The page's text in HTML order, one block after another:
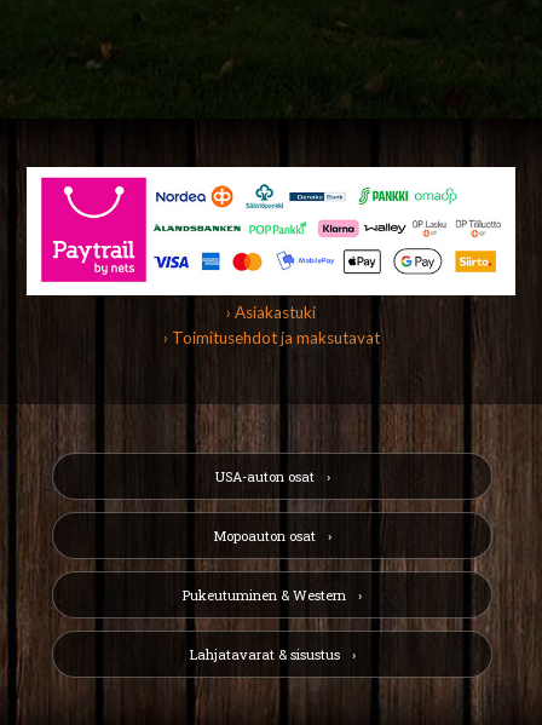
› Asiakastuki
› Toimitusehdot ja maksutavat
USA-auton osat
Mopoauton osat
Pukeutuminen & Western
Lahjatavarat & sisustus